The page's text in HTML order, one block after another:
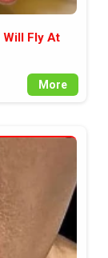
Will Fly At
More